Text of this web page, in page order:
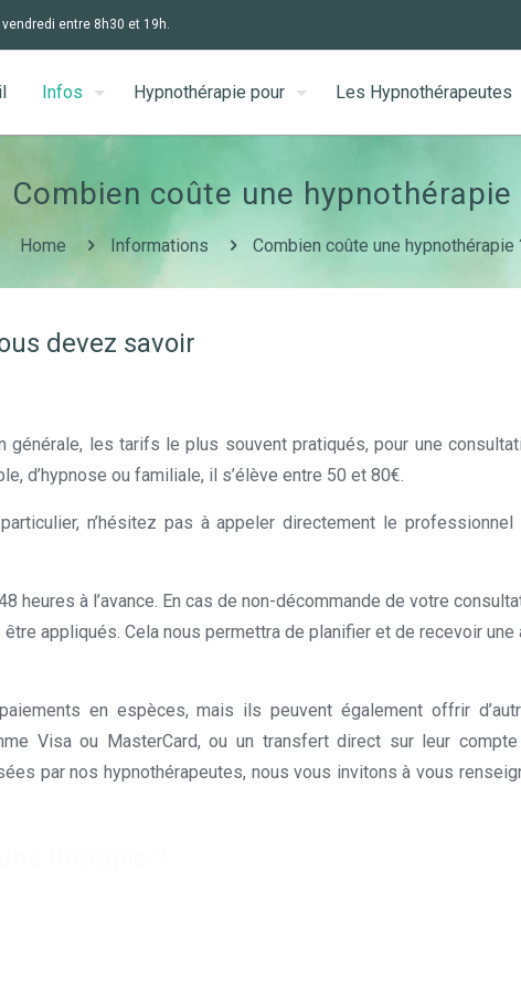
entre 8h30 et 19h.
Infos Hypnothérapie pour Les Hypnothérapeutes
Combien coûte une hypnothérapie
Home Informations Combien coûte une hypnothérapie
devez savoir
générale, les tarifs le plus souvent pratiqués, pour une
d’hypnose ou familiale, il s’élève entre 50 et 80€.
n’hésitez pas à appeler directement le
heures à l’avance. En cas de non-décommande de votre
appliqués. Cela nous permettra de planifier et de recevoir une
en espèces, mais ils peuvent également offrir
Visa ou MasterCard, ou un transfert direct sur leur compte
par nos hypnothérapeutes, nous vous invitons à vous